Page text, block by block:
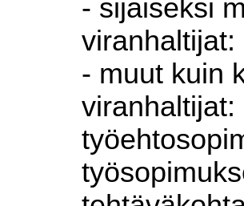
- sijaiseksi
- muut kuin